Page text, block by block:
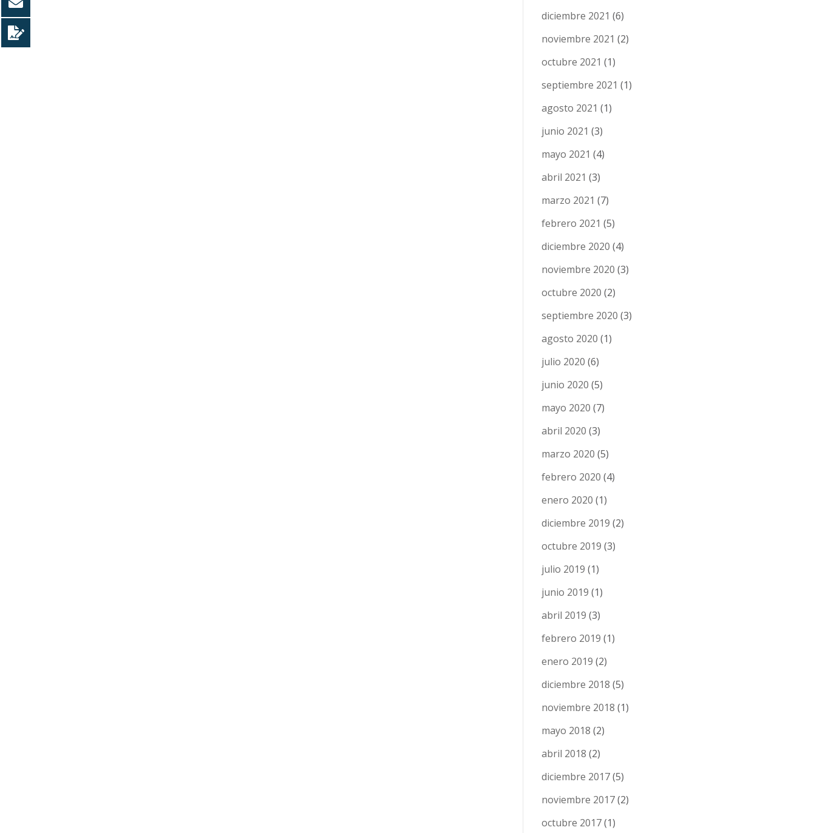
diciembre 2021 (6)
noviembre 2021 (2)
octubre 2021 (1)
septiembre 2021 (1)
agosto 2021 (1)
junio 2021 (3)
mayo 2021 (4)
abril 2021 (3)
marzo 2021 (7)
febrero 2021 (5)
diciembre 2020 (4)
noviembre 2020 (3)
octubre 2020 (2)
septiembre 2020 (3)
agosto 2020 (1)
julio 2020 (6)
junio 2020 (5)
mayo 2020 (7)
abril 2020 (3)
marzo 2020 (5)
febrero 2020 (4)
enero 2020 (1)
diciembre 2019 (2)
octubre 2019 (3)
julio 2019 (1)
junio 2019 (1)
abril 2019 (3)
febrero 2019 (1)
enero 2019 (2)
diciembre 2018 (5)
noviembre 2018 (1)
mayo 2018 (2)
abril 2018 (2)
diciembre 2017(5)
noviembre 2017(2)
octubre 2017(1)